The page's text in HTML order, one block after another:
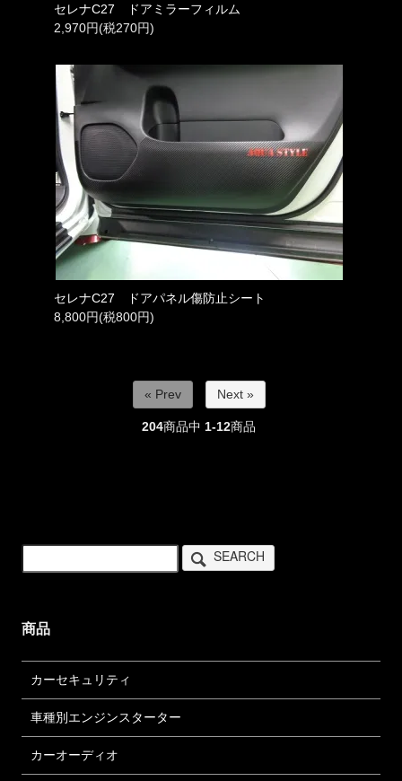
セレナC27 ドアミラーフィルム
2,970円(税270円)
セレナC27 ドアパネル傷防止シート
8,800円(税800円)
« Prev Next »
204商品中 1-12商品
SEARCH
商品
カーセキュリティ
車種別エンジンスターター
カーオーディオ